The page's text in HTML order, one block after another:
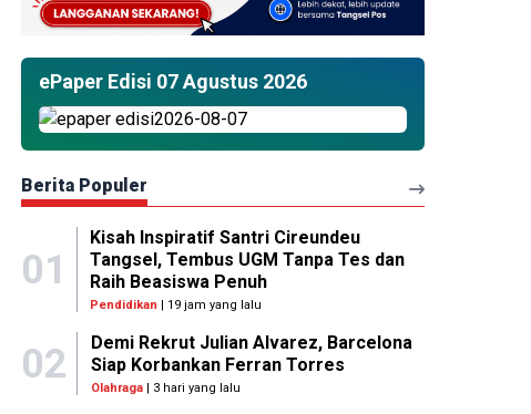
ePaper Edisi 07 Agustus 2026
Berita Populer
01
Kisah Inspiratif Santri Cireundeu
Tangsel, Tembus UGM Tanpa Tes dan
Raih Beasiswa Penuh
Pendidikan | 19 jam yang lalu
02
Demi Rekrut Julian Alvarez, Barcelona
Siap Korbankan Ferran Torres
Olahraga| 3 hari yang lalu